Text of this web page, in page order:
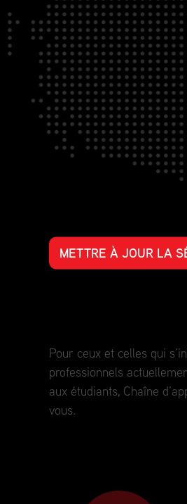
Pour ceux et celles qui
professionnels
aux étudiants, Chaîne
vous.
METTRE À JOUR LA